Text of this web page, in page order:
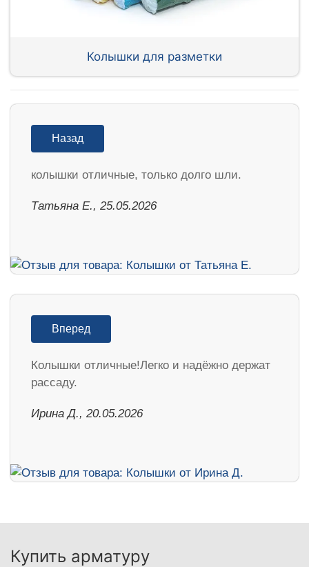
Колышки для разметки
Назад
колышки отличные, только долго шли.
Татьяна Е., 25.05.2026
Вперед
Колышки отличные!Легко и надёжно держат
рассаду.
Ирина Д., 20.05.2026
Купить арматуру